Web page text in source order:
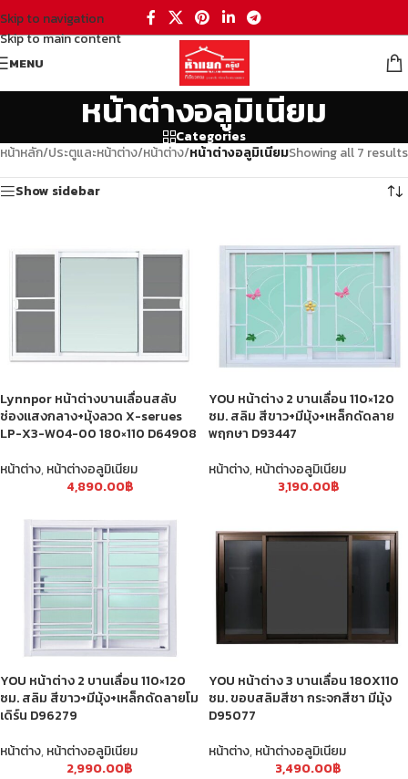
Skip to navigation
Skip to main content
MENU
หน้าต่างอลูมิเนียม
Categories
หน้าหลัก/ประตูและหน้าต่าง/หน้าต่าง/หน้าต่างอลูมิเนียมShowing all 7 results
Show sidebar
Lynnpor หน้าต่างบานเลื่อนสลับ
ช่องแสงกลาง+มุ้งลวด X-serues
LP-X3-W04-00 180×110 D64908
หน้าต่าง,หน้าต่างอลูมิเนียม
4,890.00฿
YOU หน้าต่าง 2 บานเลื่อน 110×120
ซม. สลิม สีขาว+มีมุ้ง+เหล็กดัดลาย
พฤกษา D93447
หน้าต่าง,หน้าต่างอลูมิเนียม
3,190.00฿
YOU หน้าต่าง 2 บานเลื่อน 110×120
ซม. สลิม สีขาว+มีมุ้ง+เหล็กดัดลายโม
เดิร์น D96279
หน้าต่าง,หน้าต่างอลูมิเนียม
2,990.00฿
YOU หน้าต่าง 3 บานเลื่อน 180X110
ซม. ขอบสลิมสีชา กระจกสีชา มีมุ้ง
D95077
หน้าต่าง,หน้าต่างอลูมิเนียม
3,490.00฿